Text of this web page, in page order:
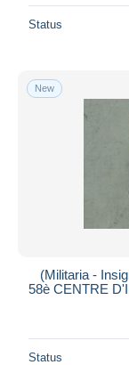
Status
New
(Militaria -
58è CENTRE
Status